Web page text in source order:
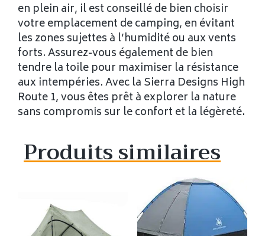
en plein air, il est conseillé de bien choisir
votre emplacement de camping, en évitant
les zones sujettes à l’humidité ou aux vents
forts. Assurez-vous également de bien
tendre la toile pour maximiser la résistance
aux intempéries. Avec la Sierra Designs High
Route 1, vous êtes prêt à explorer la nature
sans compromis sur le confort et la légèreté.
Produits similaires